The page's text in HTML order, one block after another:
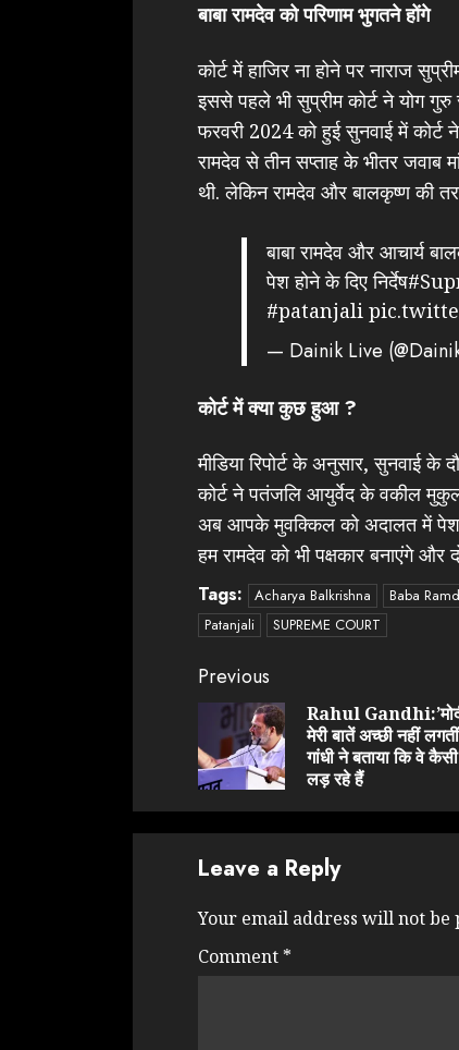
बाबा रामदेव को परिणाम भुगतने होंगे
कोर्ट में हाजिर ना होने पर नाराज
इससे पहले भी सुप्रीम कोर्ट ने योग गुरु
फरवरी 2024 को हुई सुनवाई में
रामदेव से तीन सप्ताह के भीतर जवाब
थी. लेकिन रामदेव और बालकृष्ण की
बाबा रामदेव और आचार्य
पेश होने के दिए निर्देष
#patanjali
— Dainik Live
कोर्ट में क्या कुछ हुआ ?
मीडिया रिपोर्ट के अनुसार, सुनवाई के
कोर्ट ने पतंजलि आयुर्वेद के वकील
अब आपके मुवक्किल को अदालत में पेश
हम रामदेव को भी पक्षकार बनाएंगे
Tags: Acharya Balkrishna Baba
Patanjali
SUPREME COURT
Continue
Reading
Previous
Rahul
मेरी बातें अच्छी नहीं
गांधी ने बताया कि वे
लड़ रहे हैं
Leave a Reply
Your email address will not be
Comment *